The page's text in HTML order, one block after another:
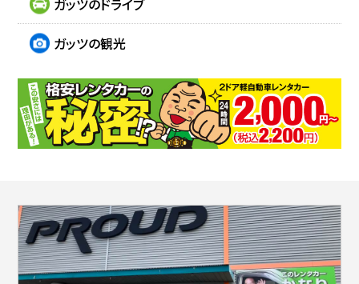
ガッツのドライブ
ガッツの観光